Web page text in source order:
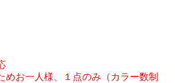
お一人様、１点のみ（カラー数制